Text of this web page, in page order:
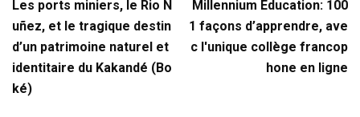
Les ports miniers, le Rio N
uñez, et le tragique destin
d’un patrimoine naturel et
identitaire du Kakandé (Bo
ké)
Millennium Education: 100
1 façons d’apprendre, ave
c l'unique collège francop
hone en ligne